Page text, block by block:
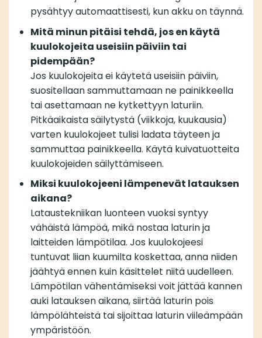
pysähtyy automaattisesti, kun akku on täynnä.
Mitä minun pitäisi tehdä, jos en käytä
kuulokojeita useisiin päiviin tai
pidempään?
Jos kuulokojeita ei käytetä useisiin päiviin,
suositellaan sammuttamaan ne painikkeella
tai asettamaan ne kytkettyyn laturiin.
Pitkäaikaista säilytystä (viikkoja, kuukausia)
varten kuulokojeet tulisi ladata täyteen ja
sammuttaa painikkeella. Käytä kuivatuotteita
kuulokojeiden säilyttämiseen.
Miksi kuulokojeeni lämpenevät latauksen
aikana?
Lataustekniikan luonteen vuoksi syntyy
vähäistä lämpöä, mikä nostaa laturin ja
laitteiden lämpötilaa. Jos kuulokojeesi
tuntuvat liian kuumilta koskettaa, anna niiden
jäähtyä ennen kuin käsittelet niitä uudelleen.
Lämpötilan vähentämiseksi voit jättää kannen
auki latauksen aikana, siirtää laturin pois
lämpölähteistä tai sijoittaa laturin viileämpään
ympäristöön.